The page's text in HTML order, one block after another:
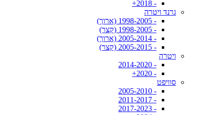
- 2018+
גרנד ויטרה
- 1998-2005 (ארוך)
- 1998-2005 (קצר)
- 2005-2014 (ארוך)
- 2005-2015 (קצר)
ויטרה
- 2014-2020
- 2020+
סוויפט
- 2005-2010
- 2011-2017
- 2017-2023